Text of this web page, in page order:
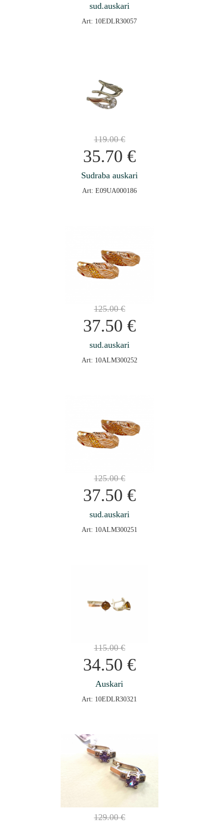
sud.auskari
Art: 10EDLR30057
119.00€
35.70 €
Sudraba auskari
Art: E09UA000186
125.00€
37.50 €
sud.auskari
Art: 10ALM300252
125.00€
37.50 €
sud.auskari
Art: 10ALM300251
115.00€
34.50 €
Auskari
Art: 10EDLR30321
129.00€